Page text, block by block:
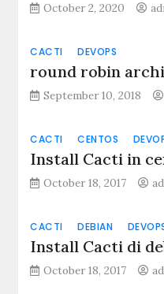
October 2, 2020
CACTI DEVOPS
round robin
September 10, 2018
CACTI CENTOS
Install Cacti in
October 18, 2017
CACTI DEBIAN
Install Cacti di
October 18, 2017